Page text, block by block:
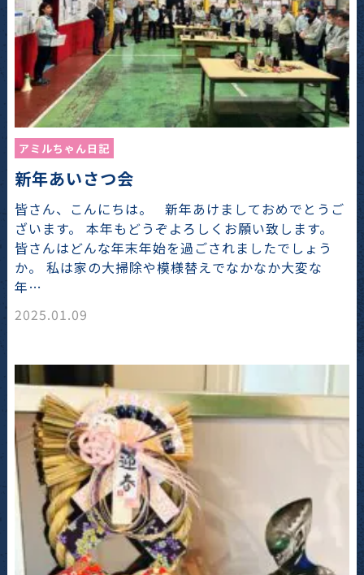
アミルちゃん日記
新年あいさつ会
皆さん、こんにちは。 新年あけましておめでとうご
ざいます。 本年もどうぞよろしくお願い致します。
皆さんはどんな年末年始を過ごされましたでしょう
か。 私は家の大掃除や模様替えでなかなか大変な
年…
2025.01.09